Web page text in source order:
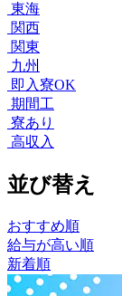
東海
関西
関東
九州
即入寮OK
期間工
寮あり
高収入
並び替え
おすすめ順
給与が高い順
新着順